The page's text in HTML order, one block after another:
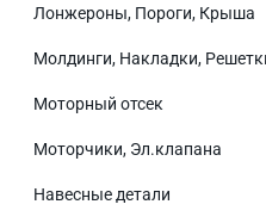
Лонжероны, Пороги, Крыша
Молдинги, Накладки,
Моторный отсек
Моторчики, Эл.клапана
Навесные детали